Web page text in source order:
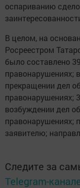
оспариванию
В целом, на
Росреестром
было составлено
правонарушениях;
прекращении дел
правонарушениях;
возбуждении дел
правонарушениях;
заявителю;
Следите за
Telegram-